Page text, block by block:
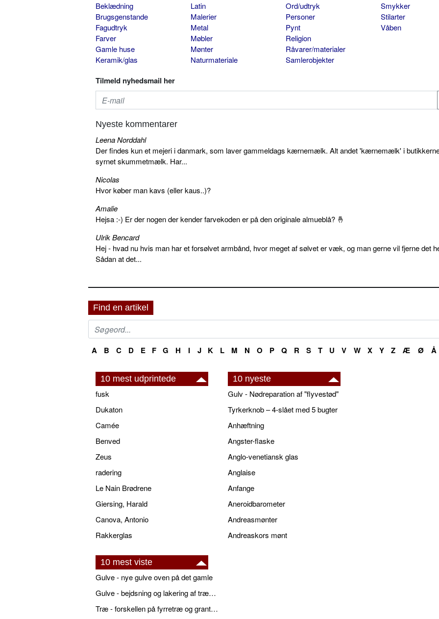
Beklædning
Brugsgenstande
Fagudtryk
Farver
Gamle huse
Keramik/glas
Latin
Malerier
Metal
Møbler
Mønter
Naturmateriale
Ord/udtryk
Personer
Pynt
Religion
Råvarer/materialer
Samlerobjekter
Smykker
Stilarter
Våben
Tilmeld nyhedsmail her
Nyeste kommentarer
Leena Norddahl
Der findes kun et mejeri i danmark, som laver gammeldags kærnemælk. Alt andet 'kærnemælk' i
syrnet skummetmælk. Har...
Nicolas
Hvor køber man kavs (eller kaus..)?
Amalie
Hejsa :-) Er der nogen der kender farvekoden er på den originale almueblå? 🤞
Ulrik Bencard
Hej - hvad nu hvis man har et forsølvet armbånd, hvor meget af sølvet er væk, og man gerne vil fjerne det
Sådan at det...
Find en artikel
A B C D E F G H I J K L M N O P Q R S T U V W X Y Z Æ Ø Å
10 mest udprintede
fusk
Dukaton
Camée
Benved
Zeus
radering
Le Nain Brødrene
Giersing, Harald
Canova, Antonio
Rakkerglas
10 nyeste
Gulv - Nødreparation af "flyvestød"
Tyrkerknob – 4-slået med 5 bugter
Anhæftning
Angster-flaske
Anglo-venetiansk glas
Anglaise
Anfange
Aneroidbarometer
Andreasmønter
Andreaskors mønt
10 mest viste
Gulve - nye gulve oven på det gamle
Gulve - bejdsning og lakering af trægulve
Træ - forskellen på fyrretræ og grantræ